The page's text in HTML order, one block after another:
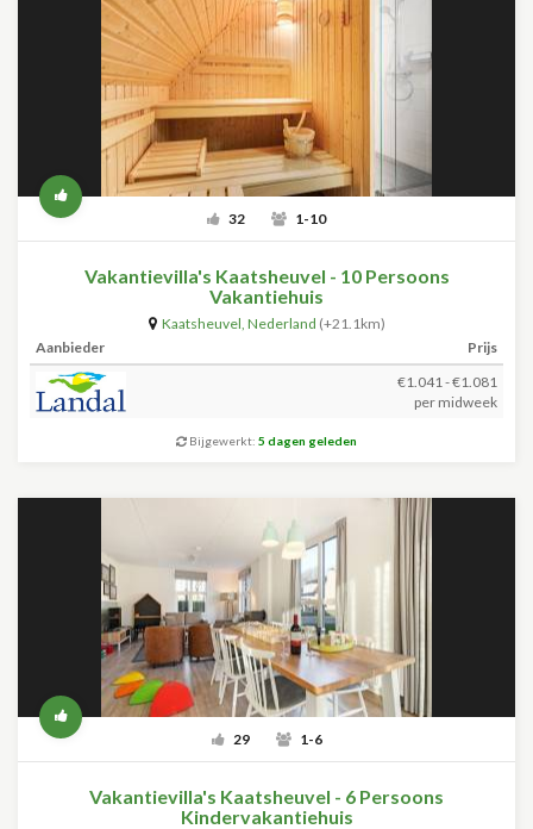
32 1-10
Vakantievilla's Kaatsheuvel - 10 Persoons
Vakantiehuis
Kaatsheuvel, Nederland (+21.1km)
Aanbieder
Prijs
€1.041 - €1.081
per midweek
Bijgewerkt: 5 dagen geleden
29 1-6
Vakantievilla's Kaatsheuvel - 6 Persoons
Kindervakantiehuis